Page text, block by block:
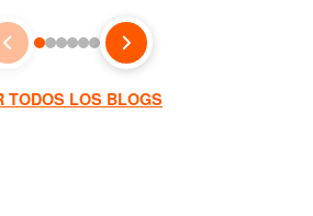
TODOS LOS BLOGS